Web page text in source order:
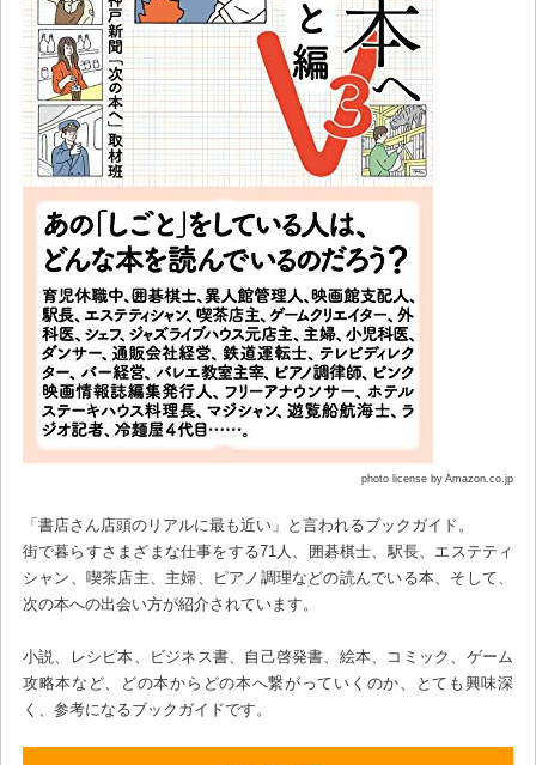
photo license by Amazon.co.jp
「書店さん店頭のリアルに最も近い」と言われるブックガイド。
街で暮らすさまざまな仕事をする71人、囲碁棋士、駅長、エステティ
シャン、喫茶店主、主婦、ピアノ調理などの読んでいる本、そして、
次の本への出会い方が紹介されています。
小説、レシピ本、ビジネス書、自己啓発書、絵本、コミック、ゲーム
攻略本など、どの本からどの本へ繋がっていくのか、とても興味深
く、参考になるブックガイドです。